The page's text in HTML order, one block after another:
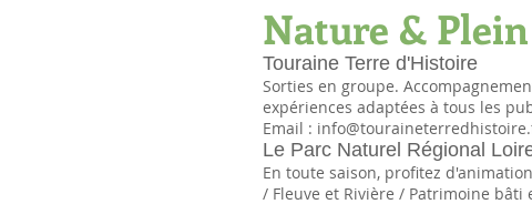
Nature &
Touraine Terre d'Histoire
Sorties en groupe.
expériences adaptées à tous les
Email :
Le Parc Naturel Régional
En toute saison, profitez
/ Fleuve et Rivière / Patrimoine